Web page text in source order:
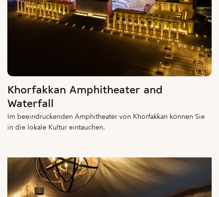
Khorfakkan Amphitheater and
Waterfall
Im beeindruckenden Amphitheater von Khorfakkan können Sie
in die lokale Kultur eintauchen.